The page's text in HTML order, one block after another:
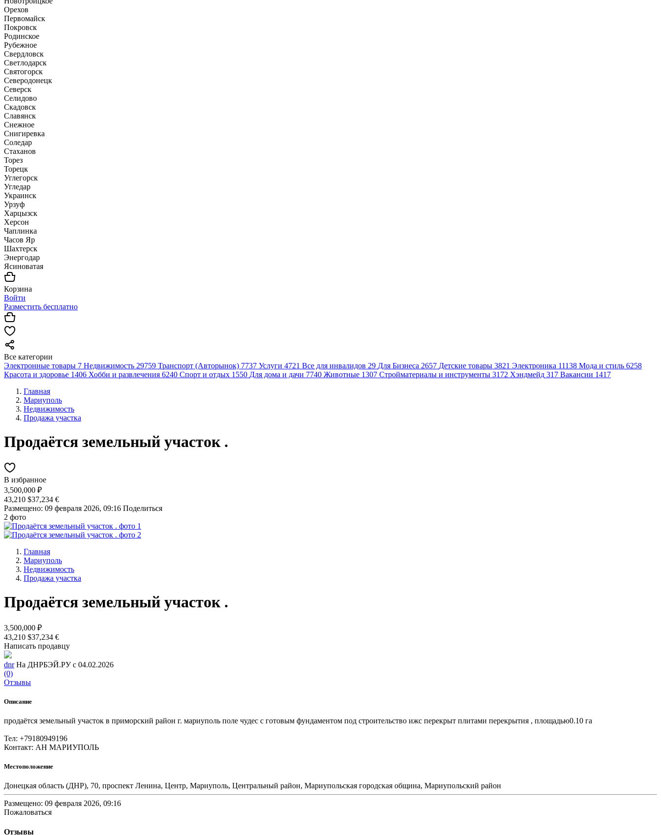
Орехов
Первомайск
Покровск
Родинское
Рубежное
Свердловск
Светлодарск
Святогорск
Северодонецк
Северск
Селидово
Скадовск
Славянск
Снежное
Снигиревка
Соледар
Стаханов
Торез
Торецк
Углегорск
Угледар
Украинск
Урзуф
Харцызск
Херсон
Чаплинка
Часов Яр
Шахтерск
Энергодар
Ясиноватая
Корзина
Войти
Разместить бесплатно
Все категории
Электронные товары 7 Недвижимость 29759 Транспорт (Авторынок) 7737 Услуги 4721 Все для инвалидов 29 Для Бизнеса 2657 Детские товары 3821 Электроника 11138 Мода и стиль 6258
Красота и здоровье 1406 Хобби и развлечения 6240 Спорт и отдых 1550 Для дома и дачи 7740 Животные 1307 Стройматериалы и инструменты 3172 Хэндмейд 317 Вакансии 1417
Главная
Мариуполь
Недвижимость
Продажа участка
Продаётся земельный участок .
В избранное
3,500,000 ₽
43,210 $37,234 €
Размещено: 09 февраля 2026, 09:16 Поделиться
2 фото
Главная
Мариуполь
Недвижимость
Продажа участка
Продаётся земельный участок .
3,500,000 ₽
43,210 $37,234 €
Написать продавцу
dnr На ДНРБЭЙ.РУ с 04.02.2026
(0)
Отзывы
Описание
продаётся земельный участок в приморский район г. мариуполь поле чудес с готовым фундаментом под строительство ижс перекрыт плитами перекрытия , площадью0.10 га
Тел: +79180949196
Контакт: АН МАРИУПОЛЬ
Местоположение
Донецкая область (ДНР), 70, проспект Ленина, Центр, Мариуполь, Центральный район, Мариупольская городская община, Мариупольский район
Размещено: 09 февраля 2026, 09:16
Пожаловаться
Отзывы